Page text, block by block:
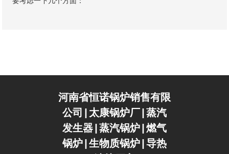
河南省恒诺锅炉销售有限
公司|太康锅炉厂|蒸汽
发生器|蒸汽锅炉|燃气
锅炉|生物质锅炉|导热